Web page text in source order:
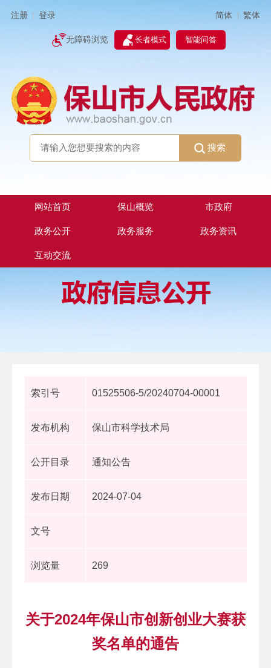
注册 登录 简体 | 繁体
无障碍浏览 长者模式 智能问答
搜索
网站首页 保山概览 市政府
政务公开 政务服务 政务资讯
互动交流
索引号 01525506-5/20240704-00001
发布机构 保山市科学技术局
公开目录 通知公告
发布日期 2024-07-04
文号
浏览量 269
关于2024年保山市创新创业大赛获
奖名单的通告